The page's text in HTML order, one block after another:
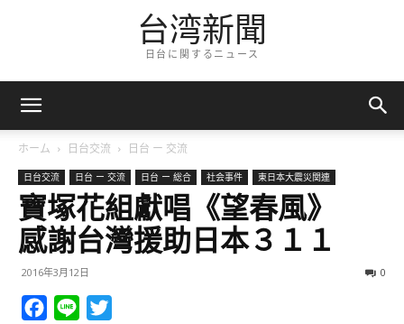
台湾新聞
日台に関するニュース
ホーム 日台交流 日台 ー 交流
日台交流 日台 ー 交流 日台 ー 総合 社会事件 東日本大震災関連
寶塚花組獻唱《望春風》
感謝台灣援助日本３１１
2016年3月12日 0
Facebook
Line